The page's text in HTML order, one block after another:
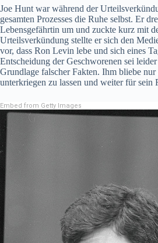
Joe Hunt war während der
gesamten Prozesses die Ruhe selbst. Er
Lebensgefährtin um und zuckte kurz mit
Urteilsverkündung stellte er sich den
vor, dass Ron Levin lebe und sich eines
Entscheidung der Geschworenen sei
Grundlage falscher Fakten. Ihm bliebe nur
unterkriegen zu lassen und weiter für sein
Embed from Getty Images